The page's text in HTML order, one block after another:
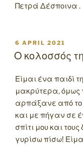
Πετρά Δέσποινα .
POSTED
ON
6 APRIL 2021
Ο κολοσσός
Είμαι ένα παιδί
μακρύτερα,
αρπάξανε από το
και με πήγαν σε
σπίτι μου και
γυρίσω πίσω!